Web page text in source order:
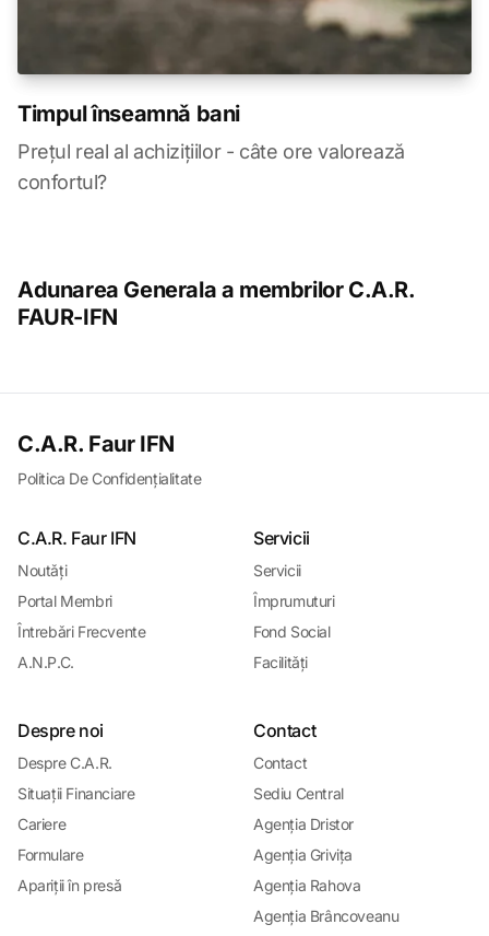
Timpul înseamnǎ bani
Prețul real al achizițiilor - câte ore valorează
confortul?
Adunarea Generala a membrilor C.A.R.
FAUR-IFN
C.A.R. Faur IFN
Politica De Confidențialitate
C.A.R. Faur IFN
Noutǎți
Portal Membri
Întrebǎri Frecvente
A.N.P.C.
Servicii
Servicii
Împrumuturi
Fond Social
Facilitǎți
Despre noi
Despre C.A.R.
Situații Financiare
Cariere
Formulare
Apariții în presǎ
Contact
Contact
Sediu Central
Agenția Dristor
Agenția Grivița
Agenția Rahova
Agenția Brâncoveanu